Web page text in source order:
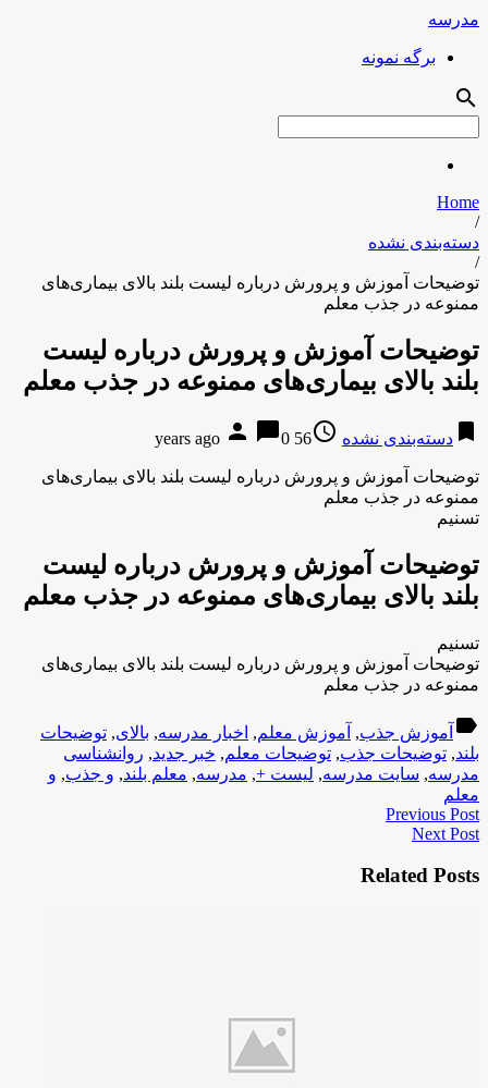
مدرسه
برگه نمونه
search
Home
/
دسته‌بندی نشده
/
توضیحات آموزش و پرورش درباره لیست بلند بالای بیمار‌ی‌های
ممنوعه در جذب معلم
توضیحات آموزش و پرورش درباره لیست
بلند بالای بیمار‌ی‌های ممنوعه در جذب معلم
bookmark دسته‌بندی نشده access_time
56 years ago
person chat_bubble0
توضیحات آموزش و پرورش درباره لیست بلند بالای بیمار‌ی‌های
ممنوعه در جذب معلم
تسنیم
توضیحات آموزش و پرورش درباره لیست
بلند بالای بیمار‌ی‌های ممنوعه در جذب معلم
تسنیم
توضیحات آموزش و پرورش درباره لیست بلند بالای بیمار‌ی‌های
ممنوعه در جذب معلم
label آموزش جذب, آموزش معلم, اخبار مدرسه, بالای, توضیحات
بلند, توضیحات جذب, توضیحات معلم, خبر جدید, روانشناسی
مدرسه, سایت مدرسه, لیست +, مدرسه, معلم بلند, و جذب, و
معلم
Previous Post
Next Post
Related Posts